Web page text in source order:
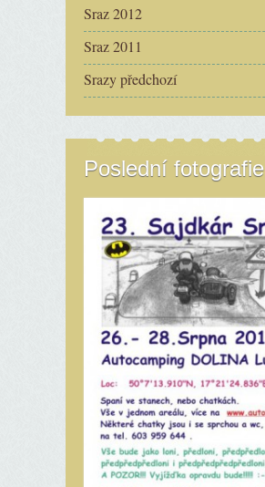
Sraz 2012
Sraz 2011
Srazy předchozí
Poslední fotografie